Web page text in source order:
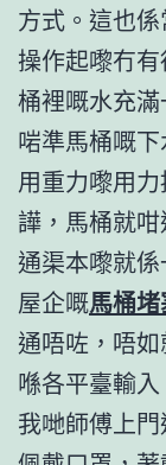
方式。這也
操作起嚟冇
桶裡嘅水充
啱準馬桶嘅
用重力嚟用
譁，馬桶就咁
通渠本嚟就
屋企嘅馬桶
通唔咗，唔
喺各平臺輸
我哋師傅上